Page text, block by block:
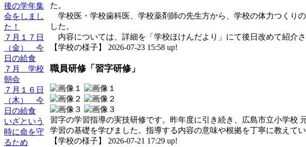
後の学年集
会をしまし
た！
７月１７日
（金） 今
日の給食
７月 学校
朝会
７月１６日
（木） 今
日の給食
いざという
時に命を守
るため
た。
学校医・学校歯科医、学校薬剤師の先生方から、学校の体力つくり
した。
内容については、詳細を「学校ほけんだより」にて後日改めて紹介さ
【学校の様子】 2026-07-23 15:58 up!
職員研修「習字研修」
習字の学習指導の実技研修です。昨年度に引き続き、広島市立小学校
学習の基礎を学びました。指導する内容の意味や根拠を丁寧に教えて
【学校の様子】 2026-07-21 17:29 up!